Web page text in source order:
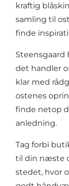
kraftig
samling til
finde
Steensgaard
det handler
klar med
ostenes
finde netop
anledning.
Tag forbi
til din næste
stedet, hvor